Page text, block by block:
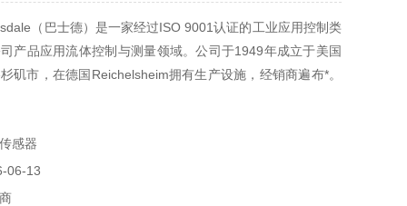
（巴士德）是一家经过ISO 9001认证的工业应用控制类
产品应用流体控制与测量领域。公司于1949年成立于美国
矶市，在德国Reichelsheim拥有生产设施，经销商遍布*。
品在
感器
06-13